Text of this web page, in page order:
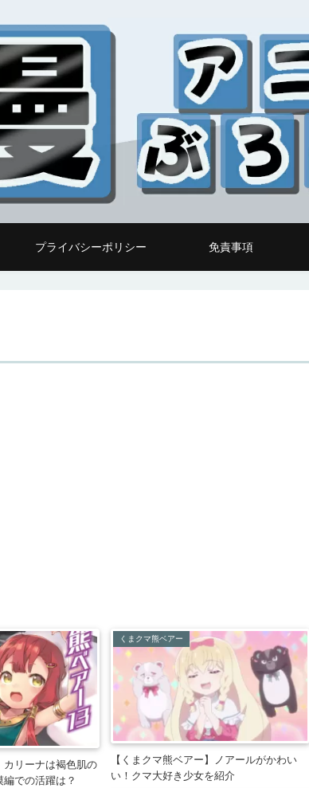
プライバシーポリシー 免責事項
カリーナは褐色肌の
での活躍は？
くまクマ熊ベアー
【くまクマ熊ベアー】ノアールがかわい
い！クマ大好き少女を紹介